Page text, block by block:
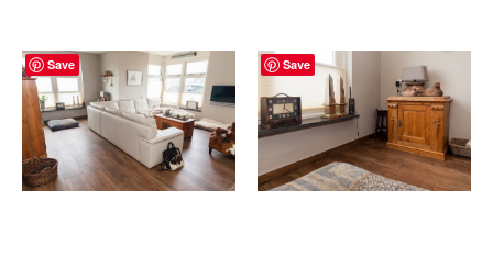
Save Save